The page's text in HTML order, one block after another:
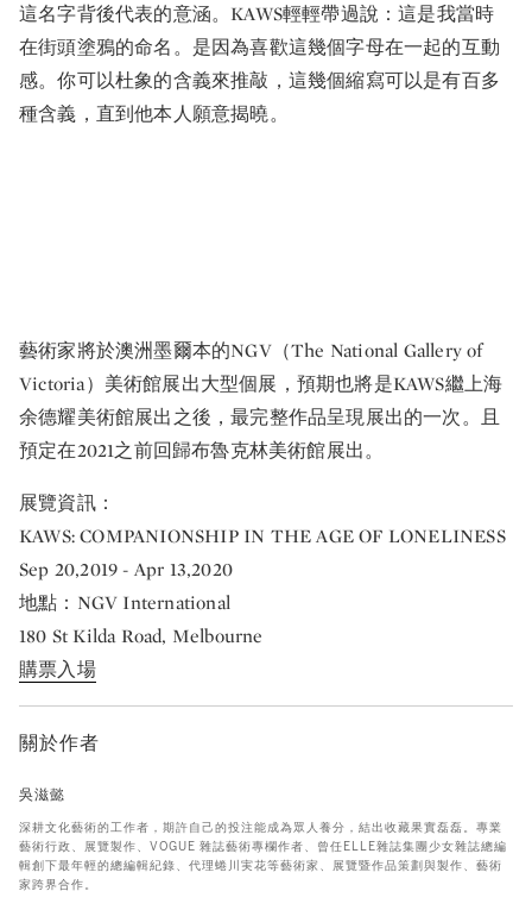
這名字背後代表的意涵。KAWS輕輕帶過說：這是我當時
在街頭塗鴉的命名。是因為喜歡這幾個字母在一起的互動
感。你可以杜象的含義來推敲，這幾個縮寫可以是有百多
種含義，直到他本人願意揭曉。
藝術家將於澳洲墨爾本的NGV（The National Gallery of
Victoria）美術館展出大型個展，預期也將是KAWS繼上海
余德耀美術館展出之後，最完整作品呈現展出的一次。且
預定在2021之前回歸布魯克林美術館展出。
展覽資訊：
KAWS: COMPANIONSHIP IN THE AGE OF LONELINESS
Sep 20,2019 - Apr 13,2020
地點：NGV International
180 St Kilda Road, Melbourne
購票入場
關於作者
吳滋懿
深耕文化藝術的工作者，期許自己的投注能成為眾人養分，結出收藏果實磊磊。專業
藝術行政、展覽製作、VOGUE 雜誌藝術專欄作者、曾任ELLE雜誌集團少女雜誌總編
輯創下最年輕的總編輯紀錄、代理蜷川実花等藝術家、展覽暨作品策劃與製作、藝術
家跨界合作。